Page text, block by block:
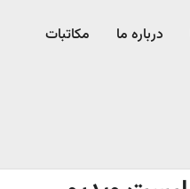
درباره ما
مکاتبات